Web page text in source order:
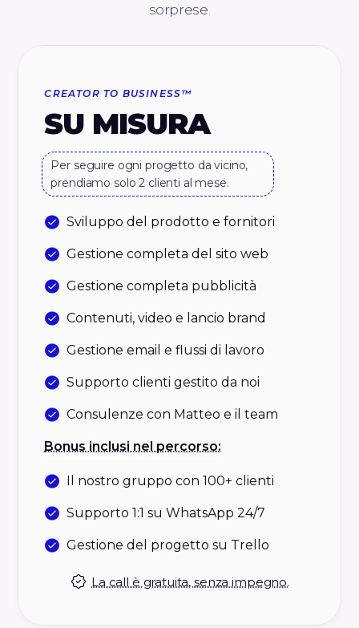
sorprese.
CREATOR TO BUSINESS™
SU MISURA
Per seguire ogni progetto da vicino,
prendiamo solo 2 clienti al mese.
Sviluppo del prodotto e fornitori
Gestione completa del sito web
Gestione completa pubblicità
Contenuti, video e lancio brand
Gestione email e flussi di lavoro
Supporto clienti gestito da noi
Consulenze con Matteo e il team
Bonus inclusi nel percorso:
Il nostro gruppo con 100+ clienti
Supporto 1:1 su WhatsApp 24/7
Gestione del progetto su Trello
La call è gratuita, senza impegno.